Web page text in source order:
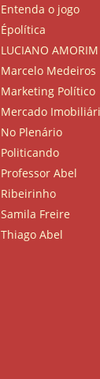
Entenda o jogo
Épolítica
LUCIANO AMORIM
Marcelo Medeiros
Marketing Político
Mercado
No Plenário
Politicando
Professor Abel
Ribeirinho
Samila Freire
Thiago Abel